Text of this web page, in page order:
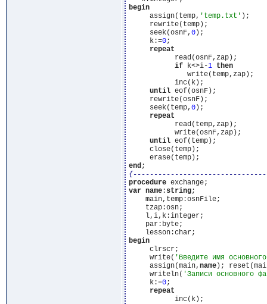
begin
     assign(temp,
'temp.txt' );
     rewrite(temp);
     seek(osnF,
0);
     k:=
0;
repeat
           read(osnF,zap);
if k<>i-1 then
              write(temp,zap);
           inc(k);
until eof(osnF);
     rewrite(osnF);
     seek(temp,
0);
repeat
           read(temp,zap);
           write(osnF,zap);
until eof(temp);
     close(temp);
end
procedure
var name:string;
    main,temp:osnFile;
    tzap:osn;
    l,i,k:integer;
    par:byte;
begin
     clrscr;
     write(
'Введите имя
     assign(main,
name);
     writeln(
'Записи основного
     k:=
0;
repeat
           inc(k);